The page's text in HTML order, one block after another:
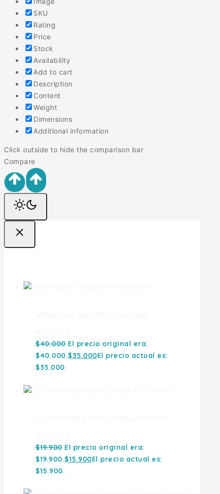
SKU
Rating
Price
Stock
Availability
Add to cart
Description
Content
Weight
Dimensions
Additional information
Click outside to hide the comparison bar
Compare
$40.000 El precio original era:
$40.000.$35.000El precio actual es:
$35.000.
$19.900 El precio original era:
$19.900.$15.900El precio actual es:
$15.900.